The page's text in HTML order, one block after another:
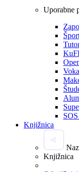
Uporabne
Knjižnica
Knjižnica